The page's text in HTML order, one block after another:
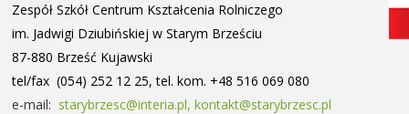
Zespół Szkół Centrum Kształcenia Rolniczego
im. Jadwigi Dziubińskiej w Starym Brześciu
87-880 Brześć Kujawski
tel/fax (054) 252 12 25, tel. kom. +48 516 069 080
e-mail: starybrzesc@interia.pl, kontakt@starybrzesc.pl